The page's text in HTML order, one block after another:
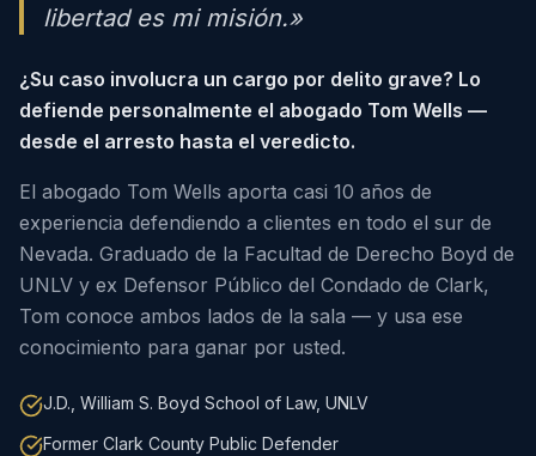
libertad es mi misión.»
¿Su caso involucra un cargo por delito grave? Lo
defiende personalmente el abogado Tom Wells —
desde el arresto hasta el veredicto.
El abogado Tom Wells aporta casi 10 años de
experiencia defendiendo a clientes en todo el sur de
Nevada. Graduado de la Facultad de Derecho Boyd de
UNLV y ex Defensor Público del Condado de Clark,
Tom conoce ambos lados de la sala — y usa ese
conocimiento para ganar por usted.
J.D., William S. Boyd School of Law, UNLV
Former Clark County Public Defender